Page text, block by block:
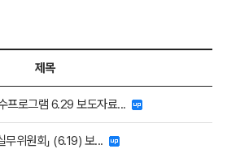
제목
프로그램 6.29 보도자료...
무위원회」 (6.19) 보...